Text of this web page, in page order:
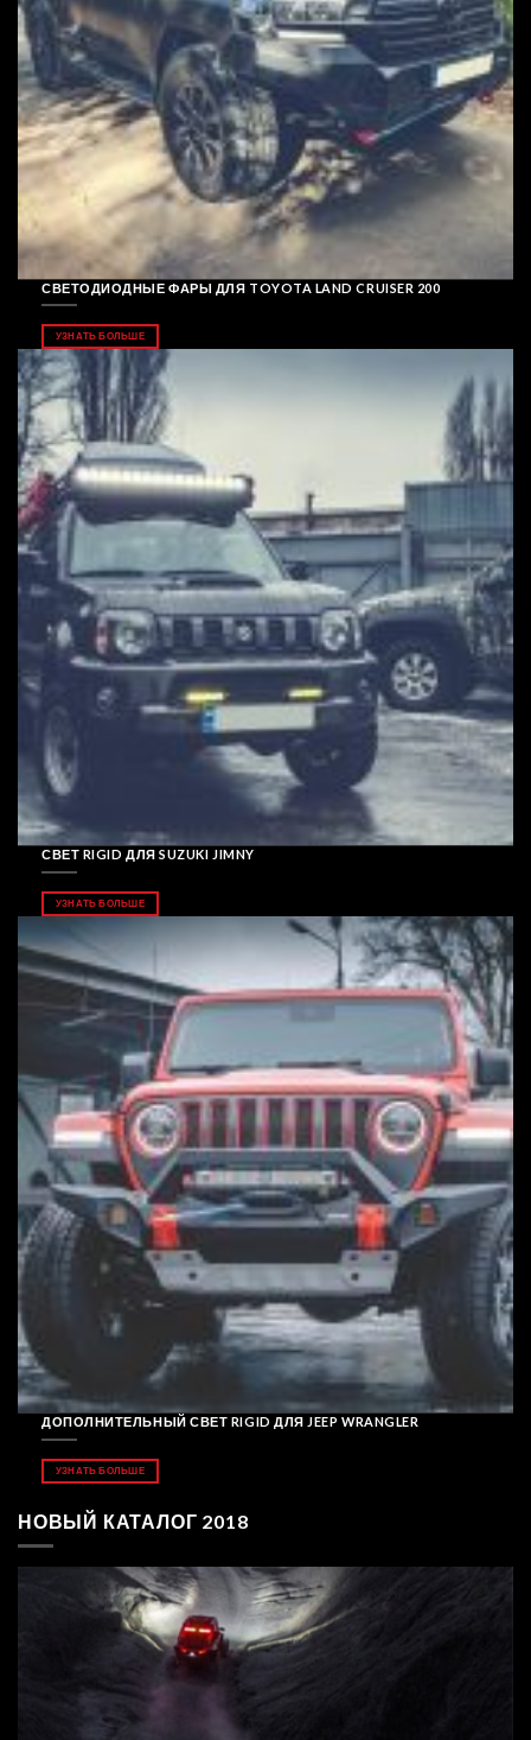
СВЕТОДИОДНЫЕ ФАРЫ ДЛЯ TOYOTA LAND CRUISER 200
УЗНАТЬ БОЛЬШЕ
СВЕТ RIGID ДЛЯ SUZUKI JIMNY
УЗНАТЬ БОЛЬШЕ
ДОПОЛНИТЕЛЬНЫЙ СВЕТ RIGID ДЛЯ JEEP WRANGLER
УЗНАТЬ БОЛЬШЕ
НОВЫЙ КАТАЛОГ 2018